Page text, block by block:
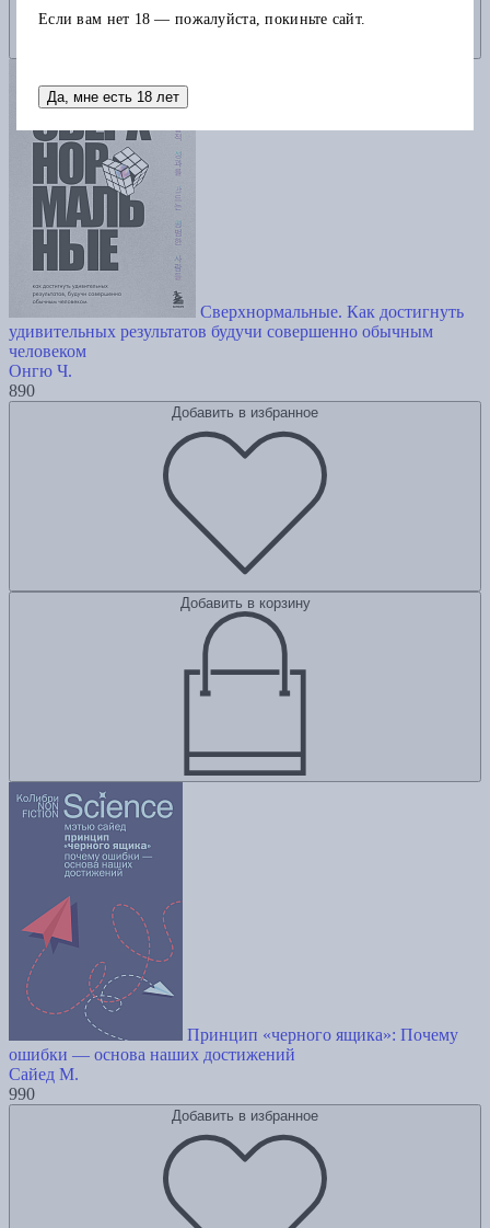
Сверхнормальные. Как достигнуть
удивительных результатов будучи совершенно обычным
человеком
Онгю Ч.
890
Добавить в избранное
Добавить в корзину
Принцип «черного ящика»: Почему
ошибки — основа наших достижений
Сайед М.
990
Добавить в избранное
Если вам нет 18 — пожалуйста, покиньте сайт.
Да, мне есть 18 лет